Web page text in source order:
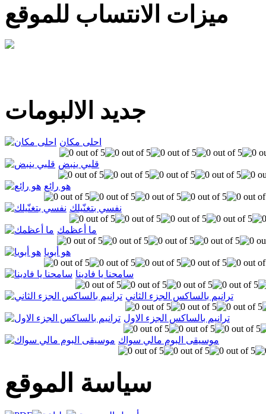
ميزات الانتساب للموقع
جديد الالبومات
احلى مكان
قلبي ينبض
هو رائع
نفسي بتغنّيلك
ما أعظمك
هو أبويا
سامحنا يا فادينا
ترانيم بالساكس الجزء الثاني
ترانيم بالساكس الجزء الاول
موسيقى البوم مالي سواك
سياسة الموقع